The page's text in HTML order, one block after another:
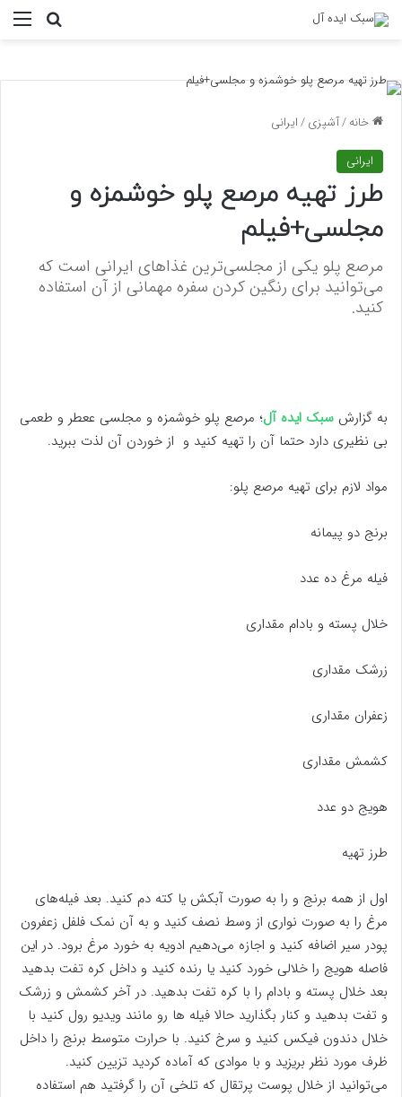
خانه/آشپزی/ایرانی
ایرانی
طرز تهیه مرصع پلو خوشمزه و
مجلسی+فیلم
مرصع پلو یکی از مجلسی‌ترین غذا‌های ایرانی است که
می‌توانید برای رنگین کردن سفره مهمانی از آن استفاده
کنید.
به گزارش سبک ایده آل؛ مرصع پلو خوشمزه و مجلسی ععطر و طعمی
بی نظیری دارد حتما آن را تهیه کنید و از خوردن آن لذت ببرید.
مواد لازم برای تهیه مرصع پلو:
برنج دو پیمانه
فیله مرغ ده عدد
خلال پسته و بادام مقداری
زرشک مقداری
زعفران مقداری
کشمش مقداری
هویج دو عدد
طرز تهیه
اول از همه برنج و را به صورت آبکش یا کته دم کنید. بعد فیله‌های
مرغ را به صورت نواری از وسط نصف کنید و به آن نمک فلفل زعفرون
پودر سیر اضافه کنید و اجازه می‌دهیم ادویه به خورد مرغ برود. در این
فاصله هویج را خلالی خورد کنید یا رنده کنید و داخل کره تفت بدهید
بعد خلال پسته و بادام را با کره تفت بدهید. در آخر کشمش و زرشک
و تفت بدهید و کنار بگذارید حالا فیله ها رو مانند ويديو رول کنید با
خلال دندون فیکس کنید و سرخ کنید. با حرارت متوسط برنج را داخل
ظرف مورد نظر بریزید و با موادی که آماده کردید تزیین کنید.
می‌توانید از خلال پوست پرتقال که تلخی آن را گرفتید هم استفاده